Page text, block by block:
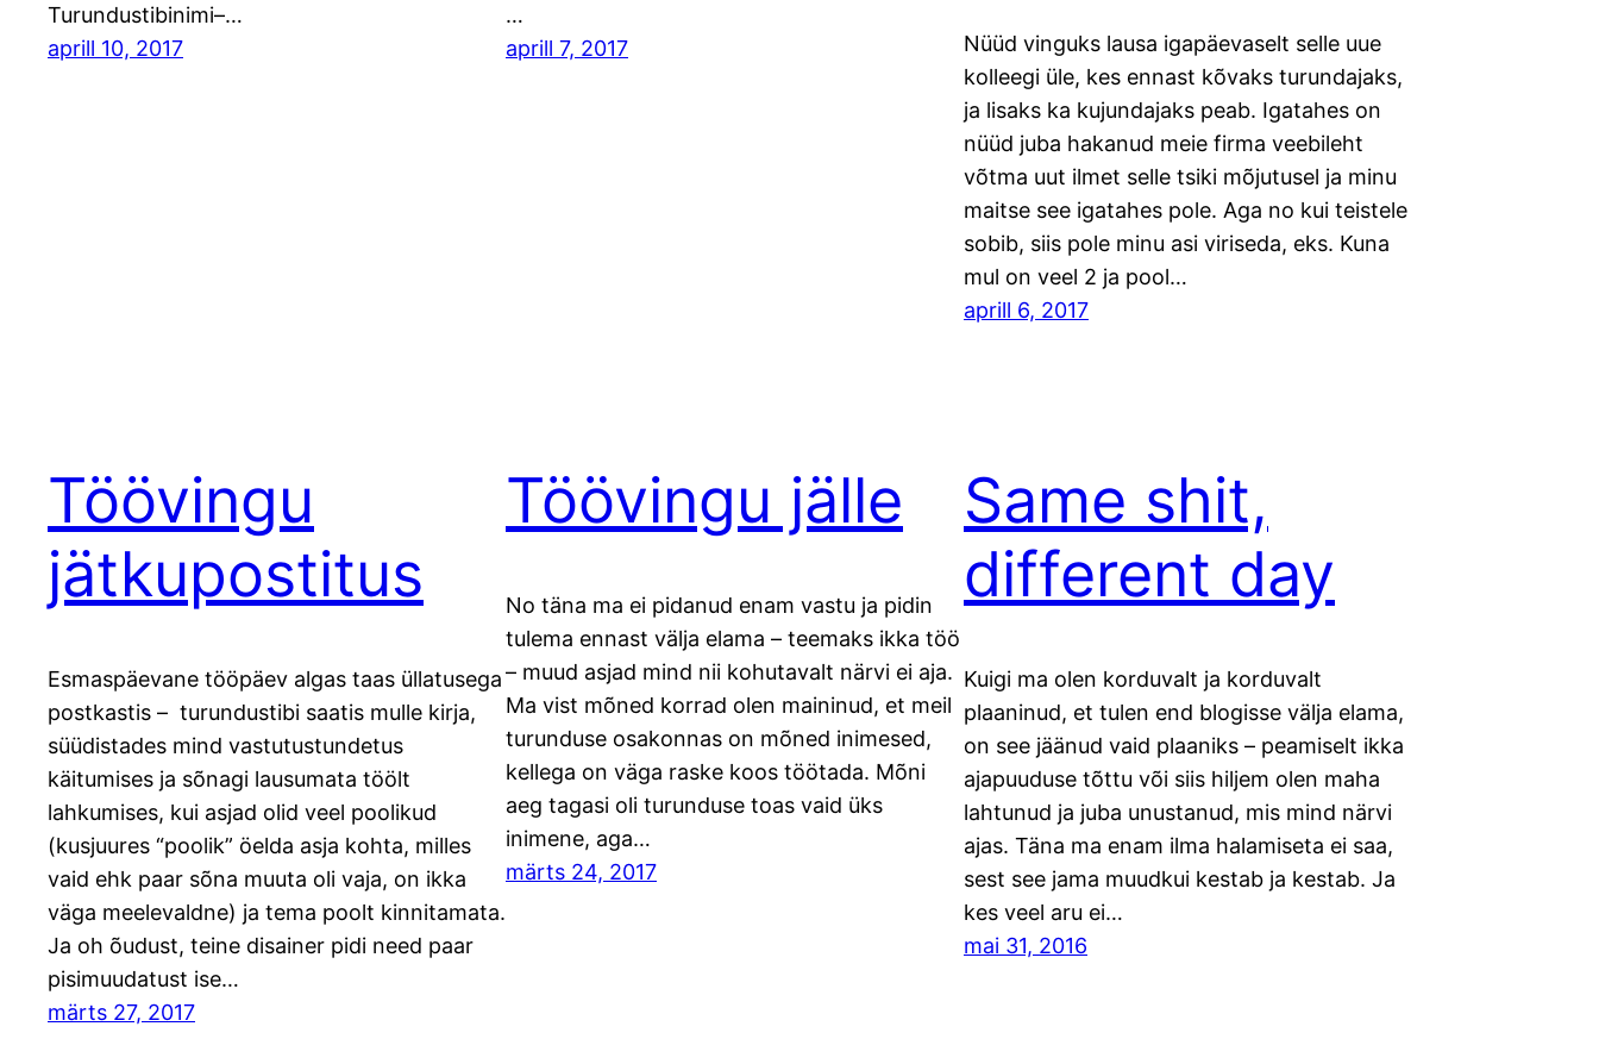
Turundustibinimi–…
aprill 10, 2017
…
aprill 7, 2017
Nüüd vinguks lausa igapäevaselt selle uue
kolleegi üle, kes ennast kõvaks turundajaks,
ja lisaks ka kujundajaks peab. Igatahes on
nüüd juba hakanud meie firma veebileht
võtma uut ilmet selle tsiki mõjutusel ja minu
maitse see igatahes pole. Aga no kui teistele
sobib, siis pole minu asi viriseda, eks. Kuna
mul on veel 2 ja pool…
aprill 6, 2017
Töövingu
jätkupostitus
Esmaspäevane tööpäev algas taas üllatusega
postkastis – turundustibi saatis mulle kirja,
süüdistades mind vastutustundetus
käitumises ja sõnagi lausumata töölt
lahkumises, kui asjad olid veel poolikud
(kusjuures “poolik” öelda asja kohta, milles
vaid ehk paar sõna muuta oli vaja, on ikka
väga meelevaldne) ja tema poolt kinnitamata.
Ja oh õudust, teine disainer pidi need paar
pisimuudatust ise…
märts 27, 2017
Töövingu jälle
No täna ma ei pidanud enam vastu ja pidin
tulema ennast välja elama – teemaks ikka töö
– muud asjad mind nii kohutavalt närvi ei aja.
Ma vist mõned korrad olen maininud, et meil
turunduse osakonnas on mõned inimesed,
kellega on väga raske koos töötada. Mõni
aeg tagasi oli turunduse toas vaid üks
inimene, aga…
märts 24, 2017
Same shit,
different day
Kuigi ma olen korduvalt ja korduvalt
plaaninud, et tulen end blogisse välja elama,
on see jäänud vaid plaaniks – peamiselt ikka
ajapuuduse tõttu või siis hiljem olen maha
lahtunud ja juba unustanud, mis mind närvi
ajas. Täna ma enam ilma halamiseta ei saa,
sest see jama muudkui kestab ja kestab. Ja
kes veel aru ei…
mai 31, 2016